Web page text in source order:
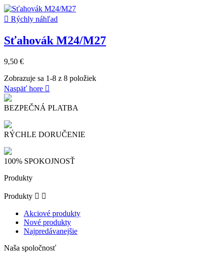
 Rýchly náhľad
Sťahovák M24/M27
9,50 €
Zobrazuje sa 1-8 z 8 položiek
Naspäť hore 
BEZPEČNÁ PLATBA
RÝCHLE DORUČENIE
100% SPOKOJNOSŤ
Produkty
Produkty  
Akciové produkty
Nové produkty
Najpredávanejšie
Naša spoločnosť